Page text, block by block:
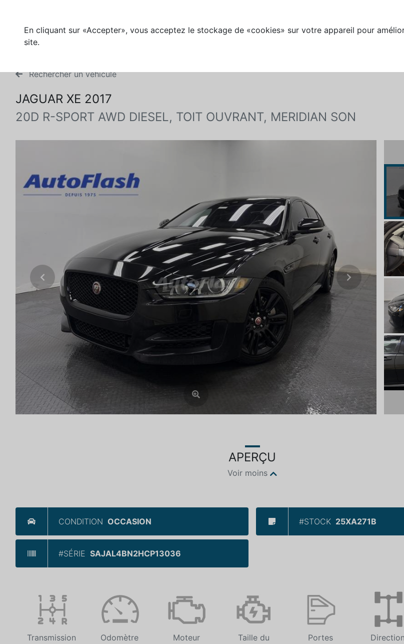
En cliquant sur «Accepter», vous acceptez le stockage de «cookies» sur votre appareil pour
site.
Rechercher un véhicule
JAGUAR XE 2017
20D R-SPORT AWD DIESEL, TOIT OUVRANT, MERIDIAN SON
Previous Next
APERÇU
Voir moins
CONDITION OCCASION #STOCK 25XA271B
#SÉRIE SAJAL4BN2HCP13036
Transmission
Odomètre
Moteur
Taille du
Portes
Direction